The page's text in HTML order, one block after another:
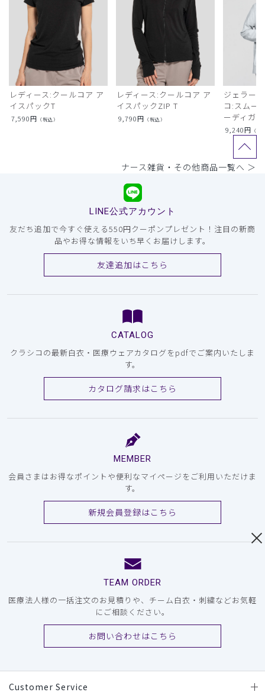
レディース:クールコア ア
イスパックT
7,590円 （税込）
レディース:クールコア ア
イスパックZIP T
9,790円 （税込）
ジェラー
コ:スムー
ーディガン
9,240円 （税
ナース雑貨・その他商品一覧へ ＞
LINE公式アカウント
友だち追加で今すぐ使える550円クーポンプレゼント！注目の新商
品やお得な情報をいち早くお届けします。
友達追加はこちら
CATALOG
クラシコの最新白衣・医療ウェアカタログをpdfでご案内いたしま
す。
カタログ請求はこちら
MEMBER
会員さまはお得なポイントや便利なマイページをご利用いただけま
す。
新規会員登録はこちら
TEAM ORDER
医療法人様の一括注文のお見積りや、チーム白衣・刺繍などお気軽
にご相談ください。
お問い合わせはこちら
Customer Service